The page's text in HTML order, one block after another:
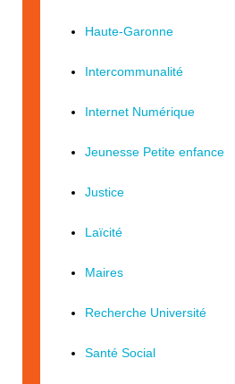
Haute-Garonne
Intercommunalité
Internet Numérique
Jeunesse Petite enfance
Justice
Laïcité
Maires
Recherche Université
Santé Social